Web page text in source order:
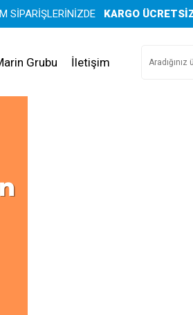
SİPARİŞLERİNİZDE KARGO
Grubu İletişim